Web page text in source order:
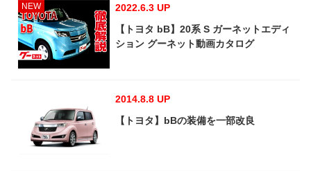
NEW
2022.6.3 UP
【トヨタ bB】20系 S ガーネットエディ
ション グーネット動画カタログ
2014.8.8 UP
【トヨタ】bBの装備を一部改良